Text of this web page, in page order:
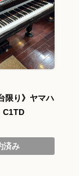
限り》ヤマハ
C1TD
済み